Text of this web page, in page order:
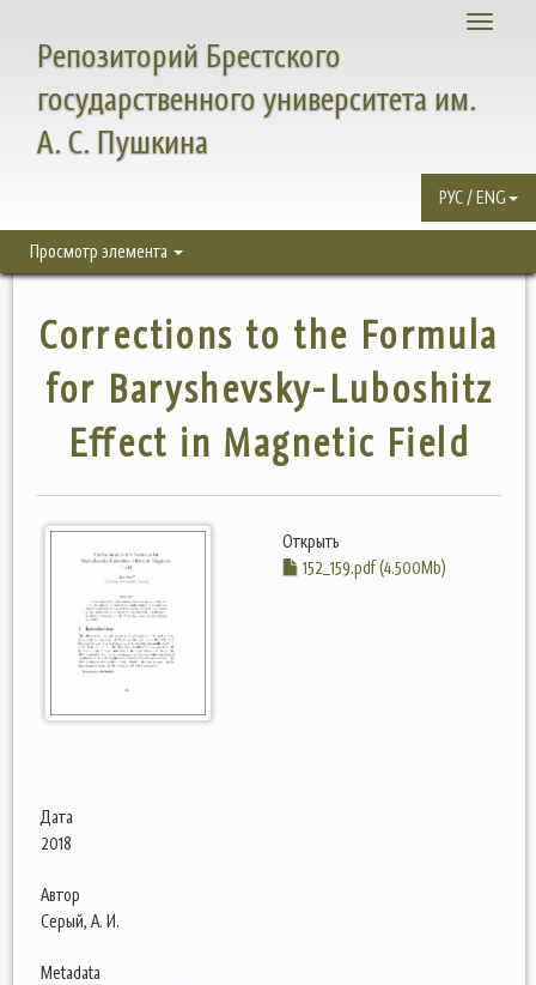
Toggle
Репозиторий Брестского
государственного университета им.
А. С. Пушкина
РУС / ENG
Просмотр элемента
Corrections to the Formula
for Baryshevsky-Luboshitz
Eﬀect in Magnetic Field
Открыть
152_159.pdf (4.500Mb)
Дата
2018
Автор
Серый, А. И.
Metadata